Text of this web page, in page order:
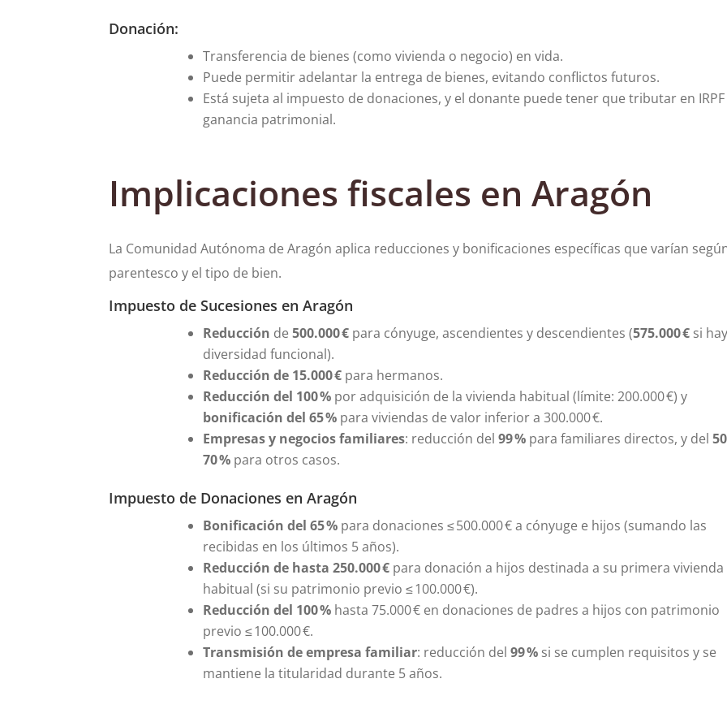
Donación:
Transferencia de bienes (como vivienda o negocio) en vida.
Puede permitir adelantar la entrega de bienes, evitando conflictos futuros.
Está sujeta al impuesto de donaciones, y el donante puede tener que tributar en
ganancia patrimonial.
Implicaciones fiscales en Aragón
La Comunidad Autónoma de Aragón aplica reducciones y bonificaciones específicas que varían
parentesco y el tipo de bien.
Impuesto de Sucesiones en Aragón
Reducción de500.000 € para cónyuge, ascendientes y descendientes (575.000 € si
diversidad funcional).
Reducción de 15.000 € para hermanos.
Reducción del 100 % por adquisición de la vivienda habitual (límite: 200.000 €) y
bonificación del 65 % para viviendas de valor inferior a 300.000 €.
Empresas y negocios familiares: reducción del99 % para familiares directos, y del
70 % para otros casos.
Impuesto de Donaciones en Aragón
Bonificación del 65 % para donaciones ≤ 500.000 € a cónyuge e hijos (sumando las
recibidas en los últimos 5 años).
Reducción de hasta 250.000 € para donación a hijos destinada a su primera vivienda
habitual (si su patrimonio previo ≤ 100.000 €).
Reducción del 100 % hasta 75.000 € en donaciones de padres a hijos con patrimonio
previo ≤ 100.000 €.
Transmisión de empresa familiar: reducción del99 % si se cumplen requisitos y se
mantiene la titularidad durante 5 años.